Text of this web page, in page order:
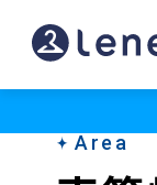
南
篠
Area